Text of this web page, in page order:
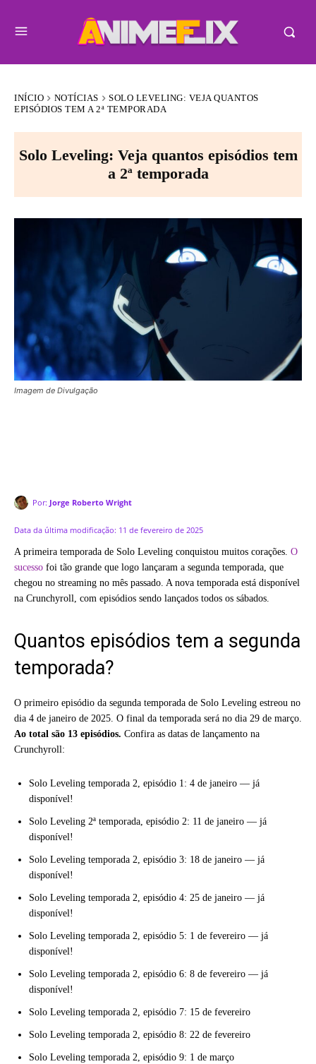
INÍCIO NOTÍCIAS
SOLO LEVELING: VEJA QUANTOS
EPISÓDIOS TEM A 2ª TEMPORADA
Solo Leveling: Veja quantos episódios tem
a 2ª temporada
Imagem de Divulgação
Por: Jorge Roberto Wright
Data da última modificação: 11 de fevereiro de 2025
A primeira temporada de Solo Leveling conquistou muitos corações. O
sucesso foi tão grande que logo lançaram a segunda temporada, que
chegou no streaming no mês passado. A nova temporada está disponível
na Crunchyroll, com episódios sendo lançados todos os sábados.
Quantos episódios tem a segunda
temporada?
O primeiro episódio da segunda temporada de Solo Leveling estreou no
dia 4 de janeiro de 2025. O final da temporada será no dia 29 de março.
Ao total são 13 episódios. Confira as datas de lançamento na
Crunchyroll:
Solo Leveling temporada 2, episódio 1: 4 de janeiro — já
disponível!
Solo Leveling 2ª temporada, episódio 2: 11 de janeiro — já
disponível!
Solo Leveling temporada 2, episódio 3: 18 de janeiro — já
disponível!
Solo Leveling temporada 2, episódio 4: 25 de janeiro — já
disponível!
Solo Leveling temporada 2, episódio 5: 1 de fevereiro — já
disponível!
Solo Leveling temporada 2, episódio 6: 8 de fevereiro — já
disponível!
Solo Leveling temporada 2, episódio 7: 15 de fevereiro
Solo Leveling temporada 2, episódio 8: 22 de fevereiro
Solo Leveling temporada 2, episódio 9: 1 de março